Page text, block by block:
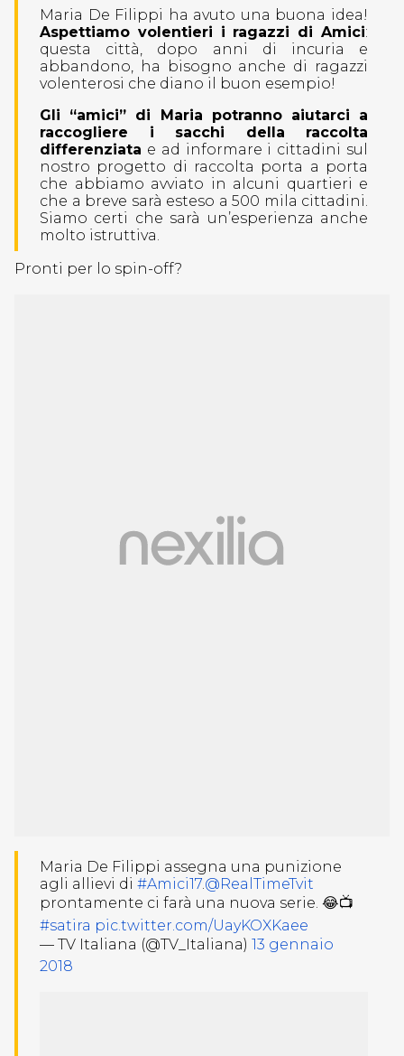
Maria De Filippi ha avuto una buona idea!
Aspettiamo volentieri i ragazzi di Amici:
questa città, dopo anni di incuria e
abbandono, ha bisogno anche di ragazzi
volenterosi che diano il buon esempio!
Gli “amici” di Maria potranno aiutarci a
raccogliere i sacchi della raccolta
differenziata e ad informare i cittadini sul
nostro progetto di raccolta porta a porta
che abbiamo avviato in alcuni quartieri e
che a breve sarà esteso a 500 mila cittadini.
Siamo certi che sarà un’esperienza anche
molto istruttiva.
Pronti per lo spin-off?
Maria De Filippi assegna una punizione
agli allievi di #Amici17.@RealTimeTvit
prontamente ci farà una nuova serie. 😂📺
#satira pic.twitter.com/UayKOXKaee
— TV Italiana (@TV_Italiana) 13 gennaio
2018